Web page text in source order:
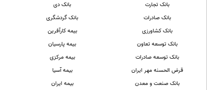
بانک تجارت
بانک صادرات
بانک کشاورزی
بانک توسعه تعاون
بانک توسعه صادرات
قرض الحسنه مهر ایران
بانک صنعت و معدن
بانک دی
بانک گردشگری
بیمه کارآفرین
بیمه پارسیان
بیمه مرکزی
بیمه آسیا
بیمه ایران